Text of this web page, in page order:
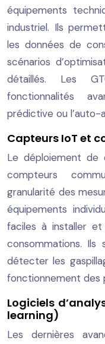
équipements
industriel. Ils
les données de
scénarios
détaillés. Les
fonctionnalités
prédictive ou l’auto-
Capteurs IoT et
Le déploiement
compteurs
granularité des
équipements
faciles à installer
consommations.
détecter les
fonctionnement des
Logiciels
learning)
Les dernières